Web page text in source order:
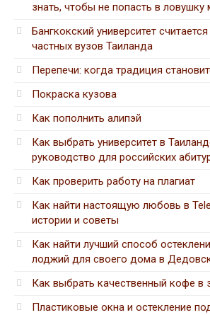
знать, чтобы не попасть в ловушку
Бангкокский университет
частных вузов Таиланда
Перепечи: когда традиция
Покраска кузова
Как пополнить алипэй
Как выбрать университет в
руководство для российских
Как проверить работу на плагиат
Как найти настоящую любовь в
истории и советы
Как найти лучший способ
лоджий для своего дома в
Как выбрать качественный кофе в
Пластиковые окна и остекление